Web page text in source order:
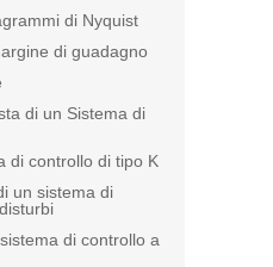
di Nyquist
di guadagno
di un Sistema di
di controllo di tipo K
un sistema di
di controllo a